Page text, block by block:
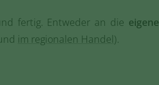
fertig. Entweder an die eigene
im regionalen Handel).